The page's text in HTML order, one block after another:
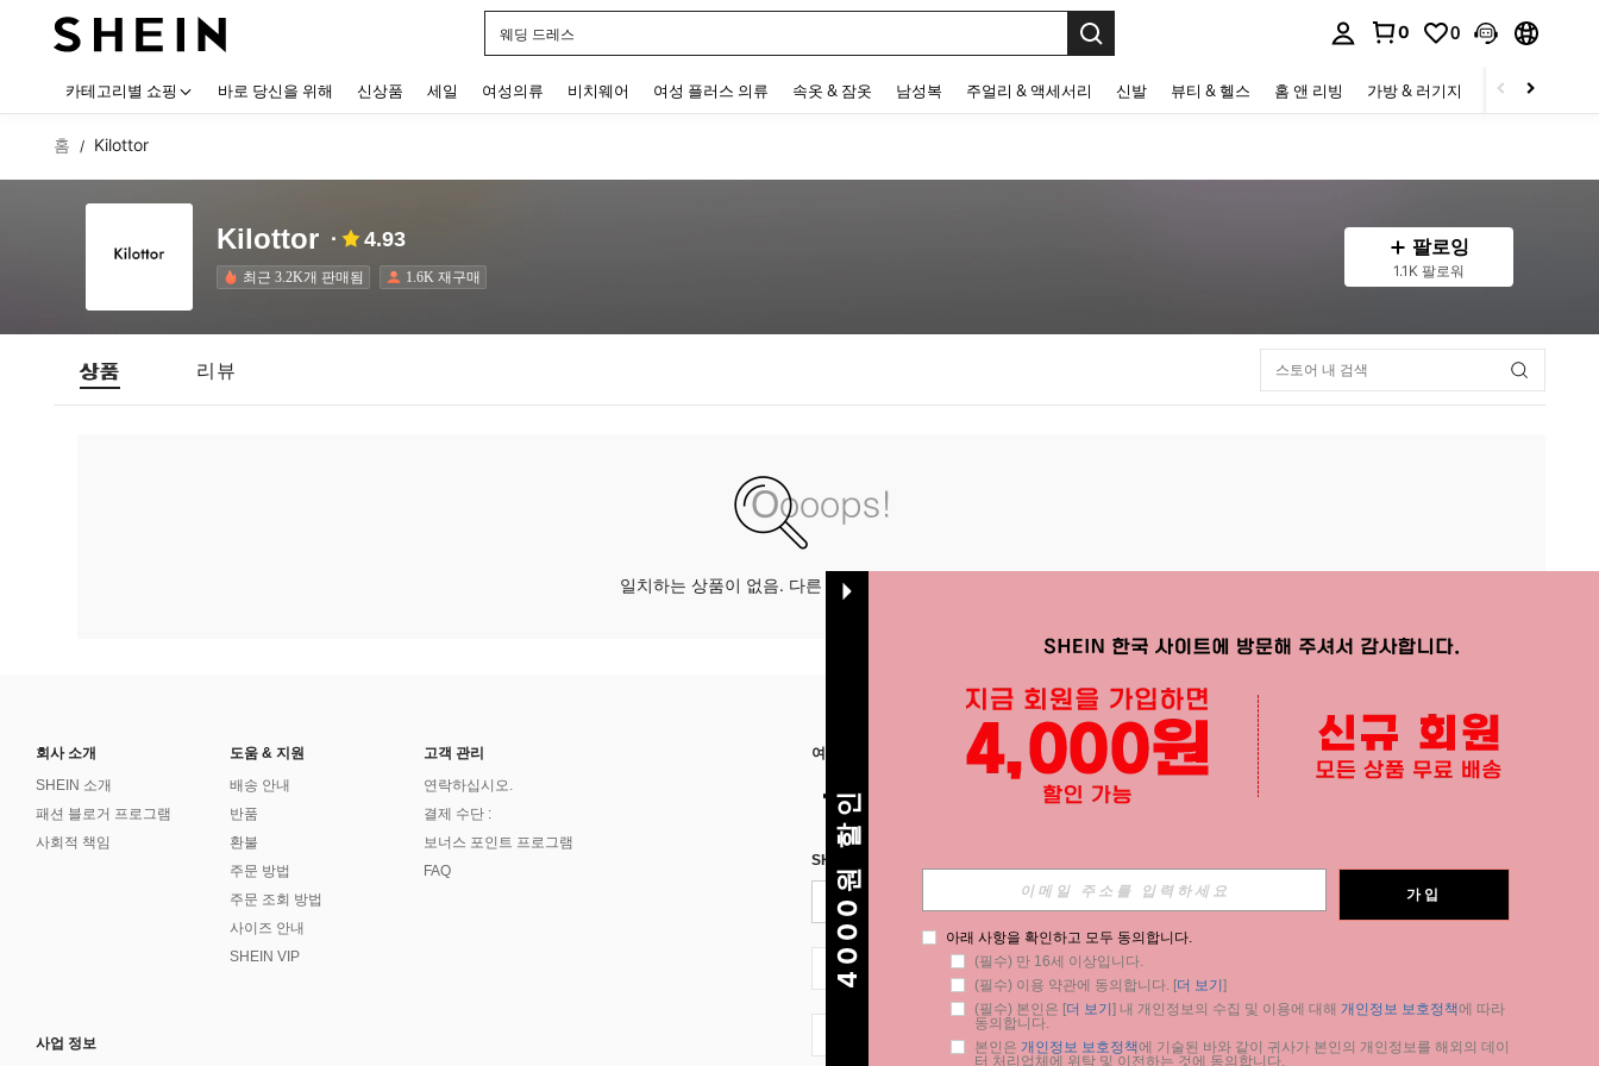
웨딩 드레스
0 0
카테고리별 쇼핑 바로 당신을 위해 신상품 세일 여성의류 비치웨어 여성 플러스 의류 속옷 & 잠옷 남성복 주얼리 & 액세서리 신발 뷰티 & 헬스 홈 앤 리빙 가방 & 러기지 스포츠 & 아웃
홈 / Kilottor
Kilottor 4.93
최근 3.2K개 판매됨 1.6K 재구매
팔로잉
1.1K 팔로워
상품 리뷰
일치하는 상품이 없음. 다른 옵션으로 시도하십시오.
회사 소개
SHEIN 소개
패션 블로거 프로그램
사회적 책임
도움 & 지원
배송 안내
반품
환불
주문 방법
주문 조회 방법
사이즈 안내
SHEIN VIP
고객 관리
연락하십시오.
결제 수단 :
보너스 포인트 프로그램
FAQ
사업 정보
여기에서 저희를 찾아주세요 APP
SHEIN STYLE NEWS에 등록하세요.
KR + 82
4000원 할인 가입
아래 사항을 확인하고 모두 동의합니다.
(필수) 만 16세 이상입니다.
(필수) 이용 약관에 동의합니다. [더 보기 ]
(필수) 본인은 [더 보기 ] 내 개인정보의 수집 및 이용에 대해 개인정보 보호정책에 따라
동의합니다.
본인은 개인정보 보호정책에 기술된 바와 같이 귀사가 본인의 개인정보를 해외의 데이
터 처리업체에 위탁 및 이전하는 것에 동의합니다.